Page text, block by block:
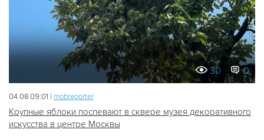
30 0
04.08 09:01 | mobreporter
Крупные яблоки поспевают в сквере музея декоративного
искусства в центре Москвы